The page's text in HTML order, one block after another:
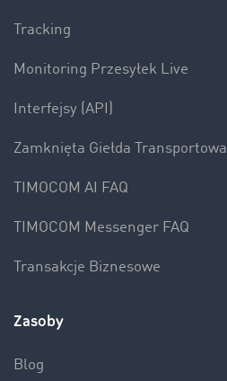
Tracking
Monitoring Przesyłek Live
Interfejsy (API)
Zamknięta Giełda Transportowa
TIMOCOM AI FAQ
TIMOCOM Messenger FAQ
Transakcje Biznesowe
Zasoby
Blog